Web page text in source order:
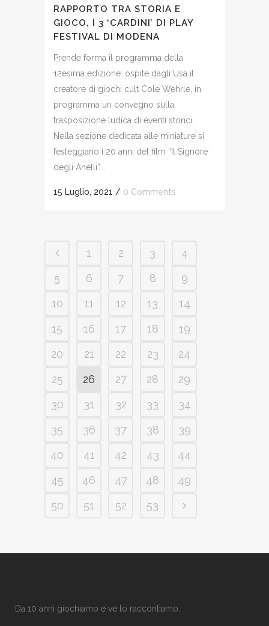
RAPPORTO TRA STORIA E
GIOCO, I 3 ‘CARDINI’ DI PLAY
FESTIVAL DI MODENA
Prende forma il programma della
12esima edizione: ospite dagli Usa il
creatore di giochi cult Cole Wehrle, in
programma un convegno sulla
trasposizione ludica di eventi storici.
Nella sezione dedicata alle miniature si
festeggiano i 20 anni del film “Il Signore
degli Anelli”...
15 Luglio, 2021 / 0 Comments
1 2 3
4
5
6 7 8
9
10
11 12 13
14
15
16 17 18
19
20
21 22 23
24
25
26 27 28
29
30
31 32 33
34
35
36 37 38
39
40
41 42 43
44
45
46 47 48
49
50
51 52 53
Da 10 anni giochiamo e ve lo raccontiamo.